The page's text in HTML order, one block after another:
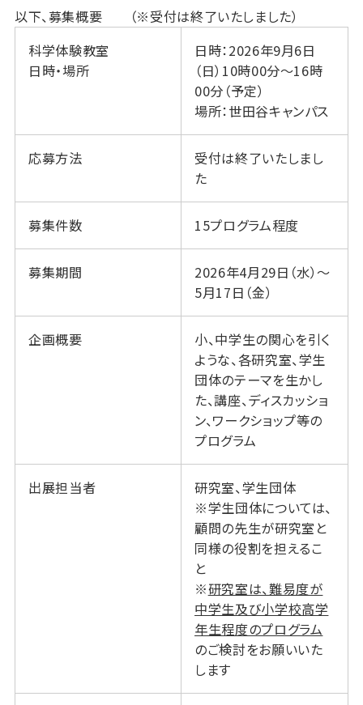
以下、募集概要 （※受付は終了いたしました）
科学体験教室
日時・場所
日時：2026年9月6日
（日）10時00分～16時
00分（予定）
場所：世田谷キャンパス
応募方法
受付は終了いたしまし
た
募集件数 15プログラム程度
募集期間
2026年4月29日（水）～
5月17日（金）
企画概要
小、中学生の関心を引く
ような、各研究室、学生
団体のテーマを生かし
た、講座、ディスカッショ
ン、ワークショップ等の
プログラム
出展担当者
研究室、学生団体
※学生団体については、
顧問の先生が研究室と
同様の役割を担えるこ
と
※研究室は、難易度が
中学生及び小学校高学
年生程度のプログラム
のご検討をお願いいた
します